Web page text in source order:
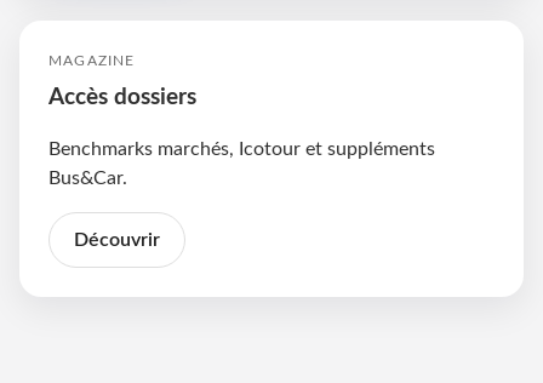
MAGAZINE
Accès dossiers
Benchmarks marchés, Icotour et suppléments
Bus&Car.
Découvrir